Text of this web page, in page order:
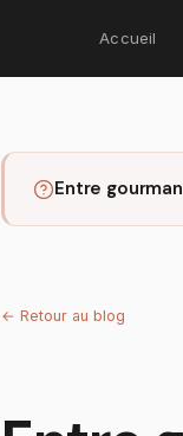
Accueil
Entre
← Retour au blog